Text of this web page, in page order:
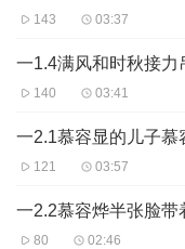
143 03:37
140 03:41
121 03:57
一2.2慕容烨半张脸带
80 02:46